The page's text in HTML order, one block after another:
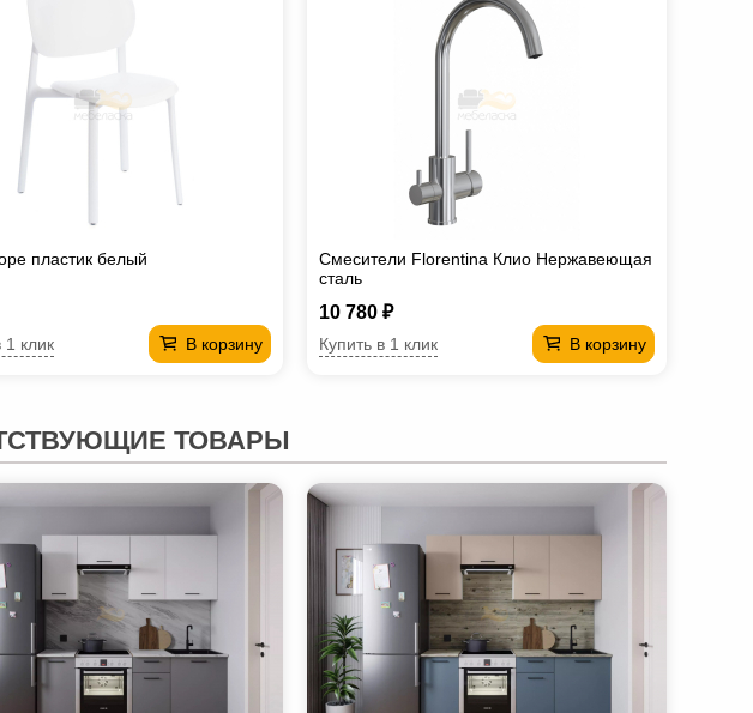
пластик белый
В корзину
1 клик
Смесители Florentina Клио Нержавеющая
сталь
10 780 ₽
В корзину
Купить в 1 клик
ТОВАРЫ